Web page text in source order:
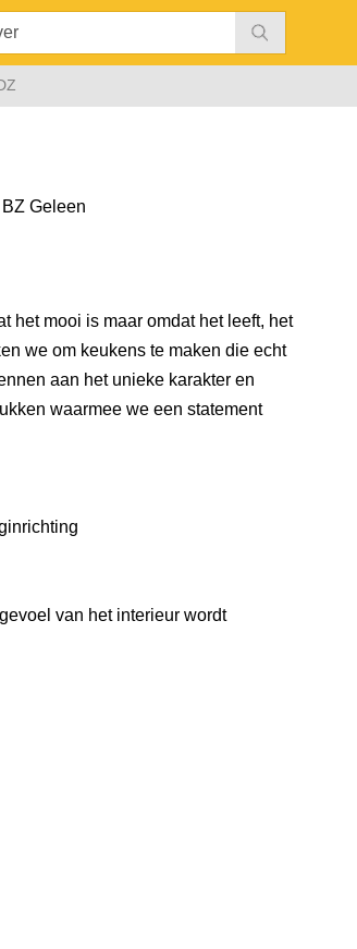
Geleen
het mooi is maar omdat het leeft, het
we om keukens te maken die echt
aan het unieke karakter en
waarmee we een statement
van het interieur wordt